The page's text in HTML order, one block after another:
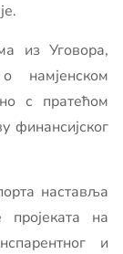
из Уговора,
намјенском
с пратећом
финансијског
наставља
на
и